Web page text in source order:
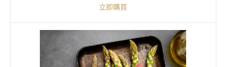
立即購買